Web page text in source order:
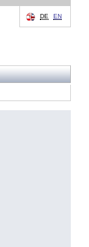
DE EN